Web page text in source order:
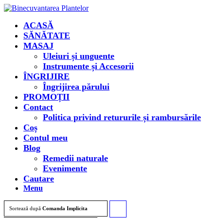
ACASĂ
SĂNĂTATE
MASAJ
Uleiuri și unguente
Instrumente și Accesorii
ÎNGRIJIRE
Îngrijirea părului
PROMOȚII
Contact
Politica privind retururile și rambursările
Coș
Contul meu
Blog
Remedii naturale
Evenimente
Cautare
Menu
Sortează după Comanda Implicita